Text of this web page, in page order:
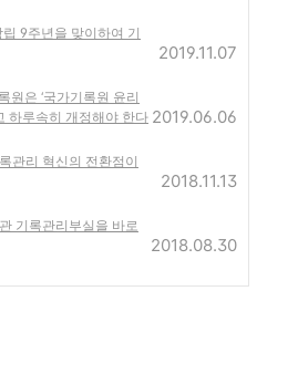
9주년을 맞이하여 기
2019.11.07
은 ‘국가기록원 윤리
하루속히 개정해야 한다 2019.06.06
관리 혁신의 전환점이
2018.11.13
기록관리부실을 바로
2018.08.30